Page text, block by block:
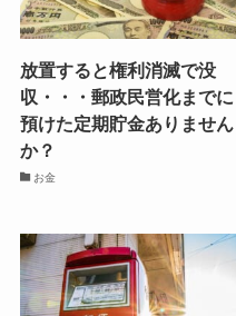
放置すると権利消滅で没
収・・・郵政民営化までに
預けた定期貯金ありません
か？
お金